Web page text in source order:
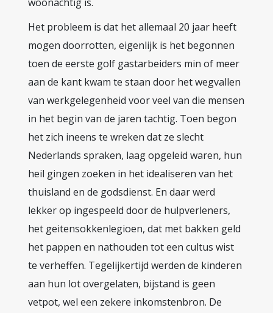
Het probleem is dat het allemaal 20 jaar heeft
mogen doorrotten, eigenlijk is het begonnen
toen de eerste golf gastarbeiders min of meer
aan de kant kwam te staan door het wegvallen
van werkgelegenheid voor veel van die mensen
in het begin van de jaren tachtig. Toen begon
het zich ineens te wreken dat ze slecht
Nederlands spraken, laag opgeleid waren, hun
heil gingen zoeken in het idealiseren van het
thuisland en de godsdienst. En daar werd
lekker op ingespeeld door de hulpverleners,
het geitensokkenlegioen, dat met bakken geld
het pappen en nathouden tot een cultus wist
te verheffen. Tegelijkertijd werden de kinderen
aan hun lot overgelaten, bijstand is geen
vetpot, wel een zekere inkomstenbron. De